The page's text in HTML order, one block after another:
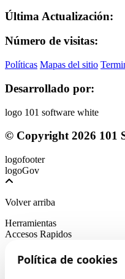
Última Actualización:
Número de visitas:
Políticas Mapas del sitio
Desarrollado por:
© Copyright2026 101
Volver arriba
Herramientas
Accesos Rapidos
Política de cookies